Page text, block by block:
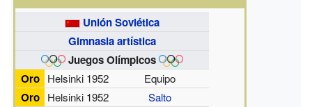
Unión Soviética
Gimnasia artística
Juegos Olímpicos
Oro Helsinki 1952 Equipo
Oro Helsinki 1952 Salto